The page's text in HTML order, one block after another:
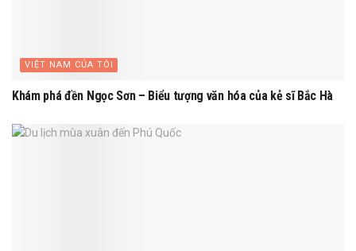
VIỆT NAM CỦA TÔI
Khám phá đền Ngọc Sơn – Biểu tượng văn hóa của kẻ sĩ Bắc Hà